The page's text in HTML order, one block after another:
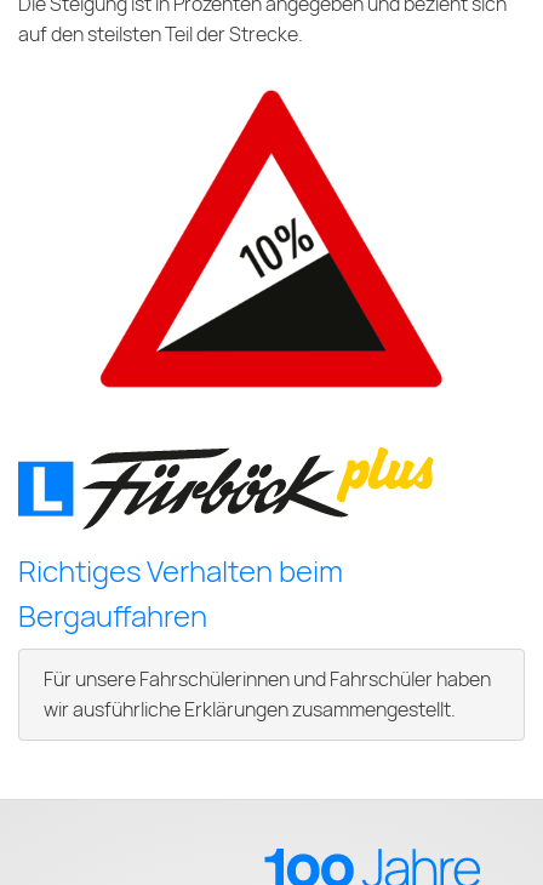
auf den steilsten Teil der Strecke.
Richtiges Verhalten beim
Bergauffahren
Für unsere Fahrschülerinnen und Fahrschüler haben
wir ausführliche Erklärungen zusammengestellt.